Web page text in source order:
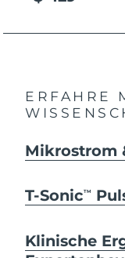
ERFAHRE
Mikrostrom
T-SonicTM
Klinische